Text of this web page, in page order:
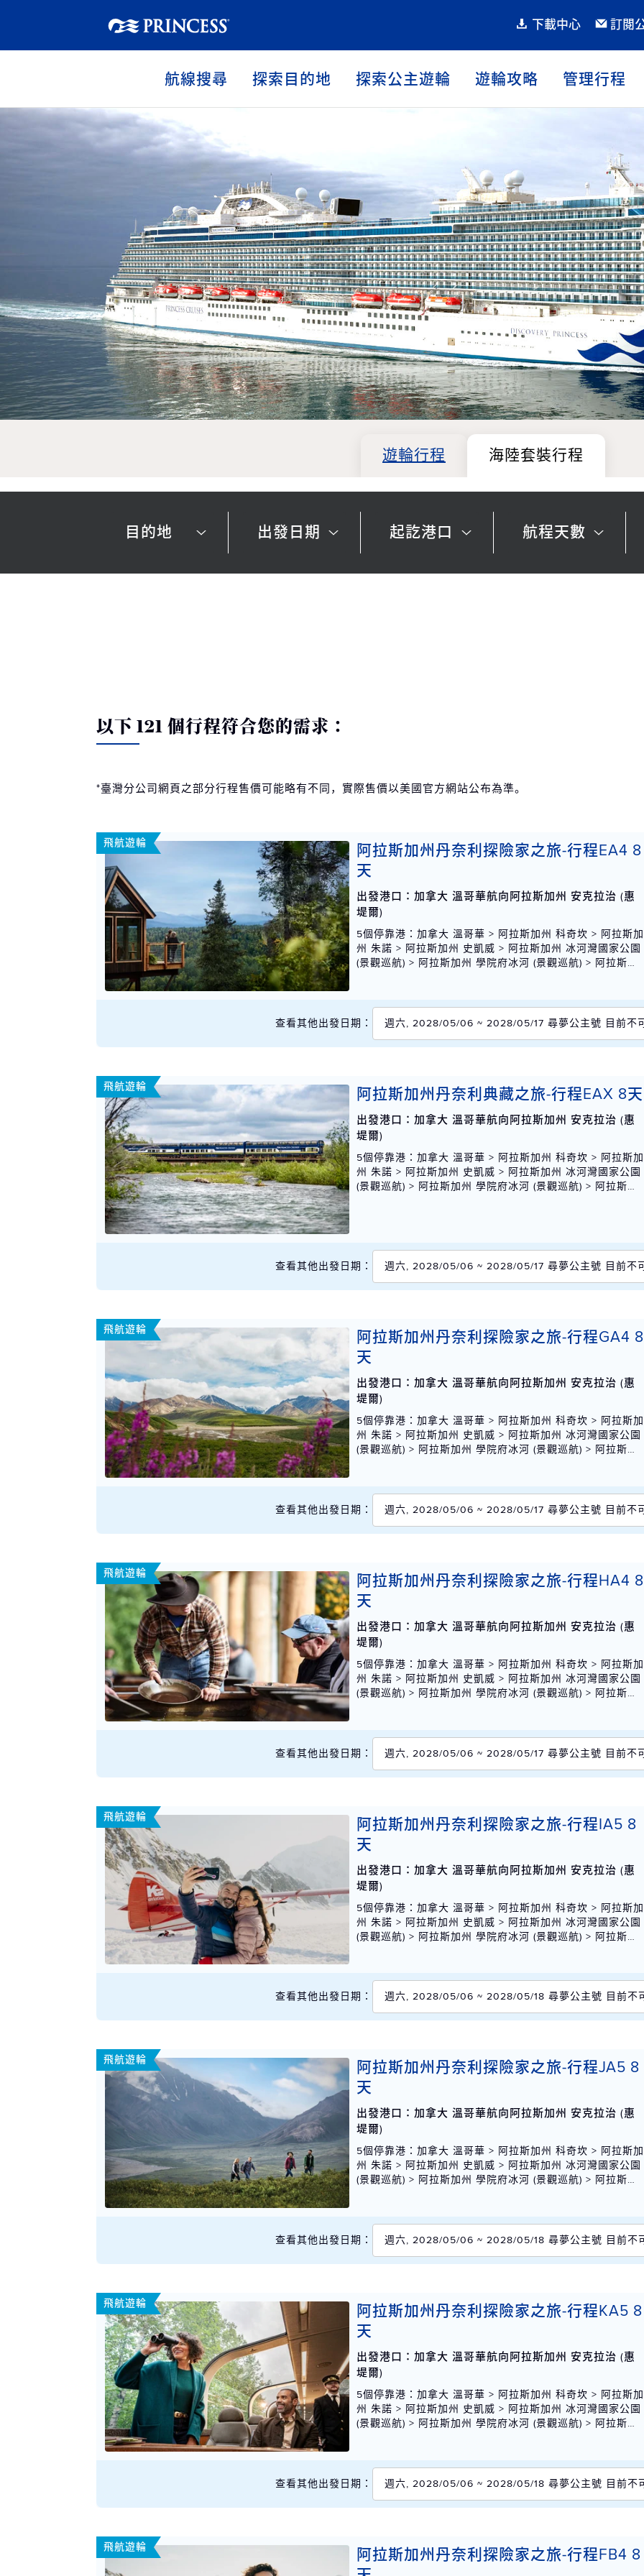
下載中心 訂閱
航線搜尋 探索目的地 探索公主遊輪 遊輪攻略 管理行程
遊輪行程 海陸套裝行程
目的地 出發日期 起訖港口 航程天數
以下 121 個行程符合您的需求：
*臺灣分公司網頁之部分行程售價可能略有不同，實際售價以美國官方網站公布為準。
飛航遊輪
阿拉斯加州丹奈利探險家之旅-行程EA4 8
天
出發港口：加拿大 溫哥華航向阿拉斯加州 安克拉治 (惠
堤爾)
5個停靠港 ：加拿大 溫哥華 > 阿拉斯加州 科奇坎 > 阿拉斯加
州 朱諾 > 阿拉斯加州 史凱威 > 阿拉斯加州 冰河灣國家公園
(景觀巡航) > 阿拉斯加州 學院府冰河 (景觀巡航) > 阿拉斯加
查看其他出發日期： 週六, 2028/05/06 ~ 2028/05/17 尋夢公主號 目前不
飛航遊輪 阿拉斯加州丹奈利典藏之旅-行程EAX 8天
出發港口：加拿大 溫哥華航向阿拉斯加州 安克拉治 (惠
堤爾)
5個停靠港 ：加拿大 溫哥華 > 阿拉斯加州 科奇坎 > 阿拉斯加
州 朱諾 > 阿拉斯加州 史凱威 > 阿拉斯加州 冰河灣國家公園
(景觀巡航) > 阿拉斯加州 學院府冰河 (景觀巡航) > 阿拉斯加
查看其他出發日期： 週六, 2028/05/06 ~ 2028/05/17 尋夢公主號 目前不
飛航遊輪
阿拉斯加州丹奈利探險家之旅-行程GA4 8
天
出發港口：加拿大 溫哥華航向阿拉斯加州 安克拉治 (惠
堤爾)
5個停靠港 ：加拿大 溫哥華 > 阿拉斯加州 科奇坎 > 阿拉斯加
州 朱諾 > 阿拉斯加州 史凱威 > 阿拉斯加州 冰河灣國家公園
(景觀巡航) > 阿拉斯加州 學院府冰河 (景觀巡航) > 阿拉斯加
查看其他出發日期： 週六, 2028/05/06 ~ 2028/05/17 尋夢公主號 目前不
飛航遊輪
阿拉斯加州丹奈利探險家之旅-行程HA4 8
天
出發港口：加拿大 溫哥華航向阿拉斯加州 安克拉治 (惠
堤爾)
5個停靠港 ：加拿大 溫哥華 > 阿拉斯加州 科奇坎 > 阿拉斯加
州 朱諾 > 阿拉斯加州 史凱威 > 阿拉斯加州 冰河灣國家公園
(景觀巡航) > 阿拉斯加州 學院府冰河 (景觀巡航) > 阿拉斯加
查看其他出發日期： 週六, 2028/05/06 ~ 2028/05/17 尋夢公主號 目前不
飛航遊輪
阿拉斯加州丹奈利探險家之旅-行程IA5 8
天
出發港口：加拿大 溫哥華航向阿拉斯加州 安克拉治 (惠
堤爾)
5個停靠港 ：加拿大 溫哥華 > 阿拉斯加州 科奇坎 > 阿拉斯加
州 朱諾 > 阿拉斯加州 史凱威 > 阿拉斯加州 冰河灣國家公園
(景觀巡航) > 阿拉斯加州 學院府冰河 (景觀巡航) > 阿拉斯加
查看其他出發日期： 週六, 2028/05/06 ~ 2028/05/18 尋夢公主號 目前不
飛航遊輪
阿拉斯加州丹奈利探險家之旅-行程JA5 8
天
出發港口：加拿大 溫哥華航向阿拉斯加州 安克拉治 (惠
堤爾)
5個停靠港 ：加拿大 溫哥華 > 阿拉斯加州 科奇坎 > 阿拉斯加
州 朱諾 > 阿拉斯加州 史凱威 > 阿拉斯加州 冰河灣國家公園
(景觀巡航) > 阿拉斯加州 學院府冰河 (景觀巡航) > 阿拉斯加
查看其他出發日期： 週六, 2028/05/06 ~ 2028/05/18 尋夢公主號 目前不
飛航遊輪
阿拉斯加州丹奈利探險家之旅-行程KA5 8
天
出發港口：加拿大 溫哥華航向阿拉斯加州 安克拉治 (惠
堤爾)
5個停靠港 ：加拿大 溫哥華 > 阿拉斯加州 科奇坎 > 阿拉斯加
州 朱諾 > 阿拉斯加州 史凱威 > 阿拉斯加州 冰河灣國家公園
(景觀巡航) > 阿拉斯加州 學院府冰河 (景觀巡航) > 阿拉斯加
查看其他出發日期： 週六, 2028/05/06 ~ 2028/05/18 尋夢公主號 目前不
飛航遊輪
阿拉斯加州丹奈利探險家之旅-行程FB4 8